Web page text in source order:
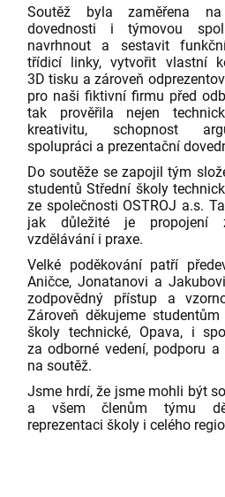
Soutěž byla zaměřena
dovednosti i týmovou
navrhnout a sestavit
třídicí linky, vytvořit vlastní
3D tisku a zároveň
pro naši fiktivní firmu před
tak prověřila nejen
kreativitu, schopnost
spolupráci a prezentační
Do soutěže se zapojil tým
studentů Střední školy
ze společnosti OSTROJ a.s.
jak důležité je propojení
vzdělávání i praxe.
Velké poděkování patří
Aničce, Jonatanovi a
zodpovědný přístup a
Zároveň děkujeme
školy technické, Opava, i
za odborné vedení, podporu
na soutěž.
Jsme hrdí, že jsme mohli být
a všem členům týmu
reprezentaci školy i celého